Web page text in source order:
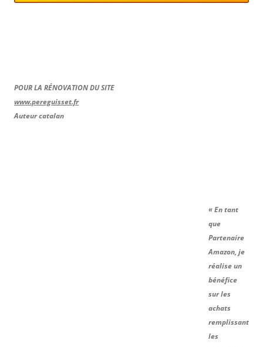
POUR LA RÉNOVATION DU SITE
www.pereguisset.fr
Auteur catalan
« En tant
que
Partenaire
Amazon, je
réalise un
bénéfice
sur les
achats
remplissant
les